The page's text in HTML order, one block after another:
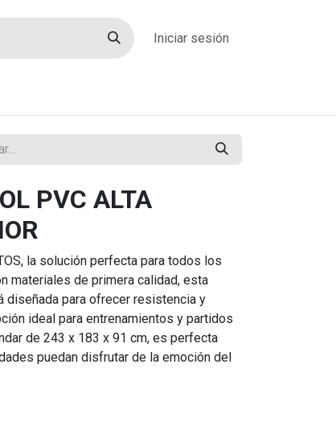
Iniciar sesión
PVC ALTA
la solución perfecta para todos los
materiales de primera calidad, esta
diseñada para ofrecer resistencia y
ideal para entrenamientos y partidos
de 243 x 183 x 91 cm, es perfecta
puedan disfrutar de la emoción del